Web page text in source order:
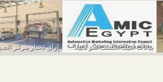
بيانات أميك تكشف نمو مبيعات السيارات خلال يناير...